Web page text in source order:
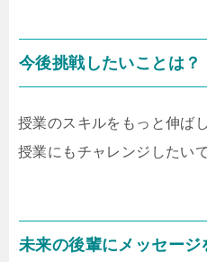
今後挑戦したいことは？
授業のスキルをもっと伸ば
授業にもチャレンジしたいで
未来の後輩にメッセージ